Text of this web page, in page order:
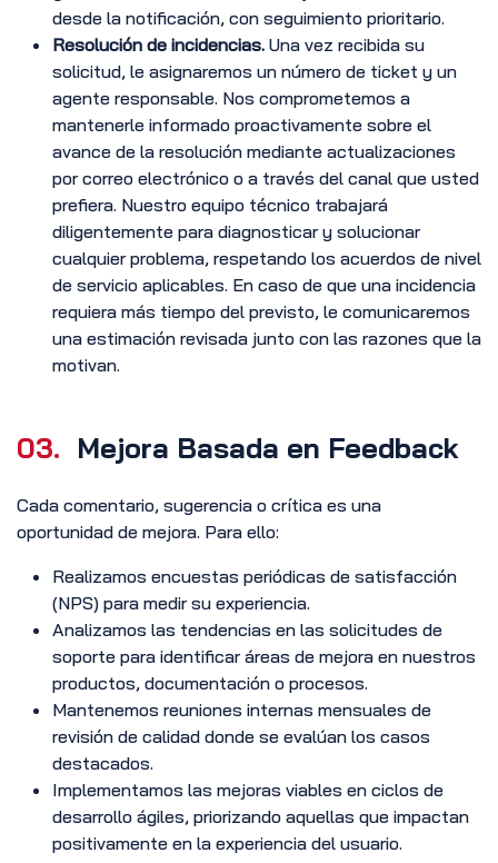
desde la notificación, con seguimiento prioritario.
Resolución de incidencias. Una vez recibida su
solicitud, le asignaremos un número de ticket y un
agente responsable. Nos comprometemos a
mantenerle informado proactivamente sobre el
avance de la resolución mediante actualizaciones
por correo electrónico o a través del canal que usted
prefiera. Nuestro equipo técnico trabajará
diligentemente para diagnosticar y solucionar
cualquier problema, respetando los acuerdos de nivel
de servicio aplicables. En caso de que una incidencia
requiera más tiempo del previsto, le comunicaremos
una estimación revisada junto con las razones que la
motivan.
03. Mejora Basada en Feedback
Cada comentario, sugerencia o crítica es una
oportunidad de mejora. Para ello:
Realizamos encuestas periódicas de satisfacción
(NPS) para medir su experiencia.
Analizamos las tendencias en las solicitudes de
soporte para identificar áreas de mejora en nuestros
productos, documentación o procesos.
Mantenemos reuniones internas mensuales de
revisión de calidad donde se evalúan los casos
destacados.
Implementamos las mejoras viables en ciclos de
desarrollo ágiles, priorizando aquellas que impactan
positivamente en la experiencia del usuario.